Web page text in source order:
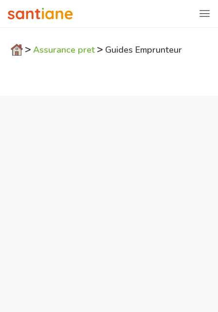
> Assurance pret> Guides Emprunteur